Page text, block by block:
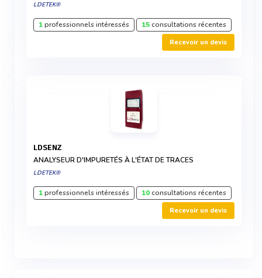
LDETEK®
1professionnels intéressés 15consultations récentes
Recevoir un devis
LDSENZ
ANALYSEUR D'IMPURETÉS À L'ÉTAT DE TRACES
LDETEK®
1professionnels intéressés 10consultations récentes
Recevoir un devis